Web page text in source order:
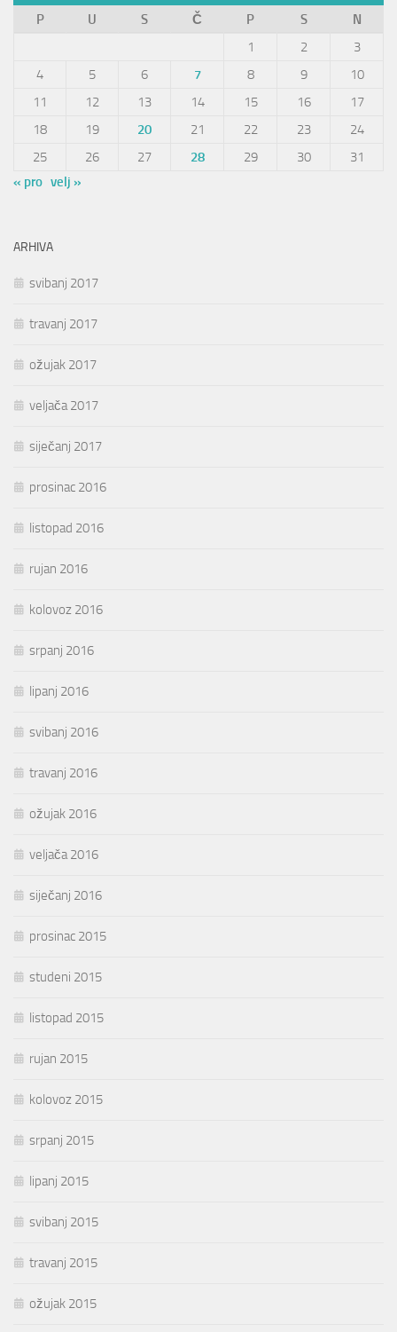
P
U S Č P S
N
1
2
3
4
5 6 7 8 9
10
11
12 13 14 15 16
17
18
19 20 21 22 23
24
25
26 27 28 29 30
31
« pro velj »
ARHIVA
svibanj 2017
travanj 2017
ožujak 2017
veljača 2017
siječanj 2017
prosinac 2016
listopad 2016
rujan 2016
kolovoz 2016
srpanj 2016
lipanj 2016
svibanj 2016
travanj 2016
ožujak 2016
veljača 2016
siječanj 2016
prosinac 2015
studeni 2015
listopad 2015
rujan 2015
kolovoz 2015
srpanj 2015
lipanj 2015
svibanj 2015
travanj 2015
ožujak 2015